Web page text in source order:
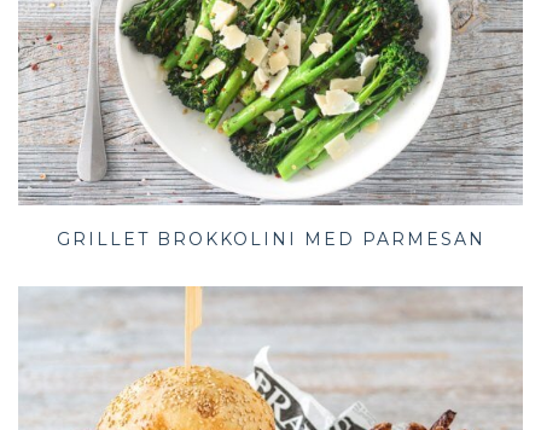
GRILLET BROKKOLINI MED PARMESAN